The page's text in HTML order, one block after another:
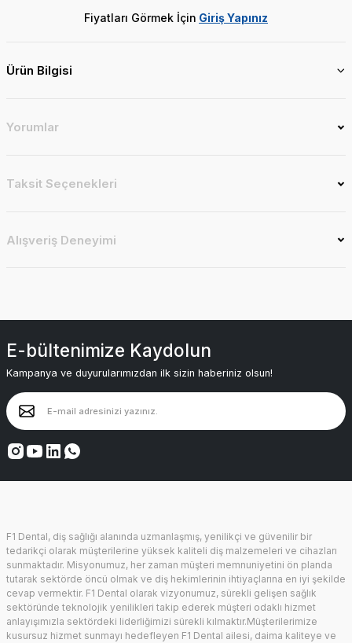
Fiyatları Görmek İçin Giriş Yapınız
Ürün Bilgisi
Yorumlar
Taksit Seçenekleri
Alışveriş Deneyimi
E-bültenimize Kaydolun
Kampanya ve duyurularımızdan ilk sizin haberiniz olsun!
F1 Dental, diş sağlığı alanında uzmanlaşmış, yenilikçi ve güvenilir bir
tedarikçi olarak müşterilerine yüksek kaliteli diş malzemeleri ve cihazları
sunmaktadır. Misyonumuz, her zaman müşteri memnuniyetini ön planda
tutarak sektörde öncü olmak ve diş hekimlerinin ihtiyaçlarına en iyi şekilde
cevap vermektir. F1 Dental olarak vizyonumuz, sürekli gelişen sağlık
sektöründe teknolojik yenilikleri takip ederek müşteri odaklı hizmet
anlayışımızla sektördeki liderliğimizi sürekli kılmaktır.Müşterilerimize
kusursuz hizmet sunmayı hedefleyen F1 Dental ailesi, daima kaliteye ve